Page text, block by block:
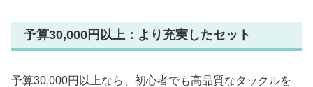
予算30,000円以上：より充実したセット
予算30,000円以上なら、初心者でも高品質なタックルを